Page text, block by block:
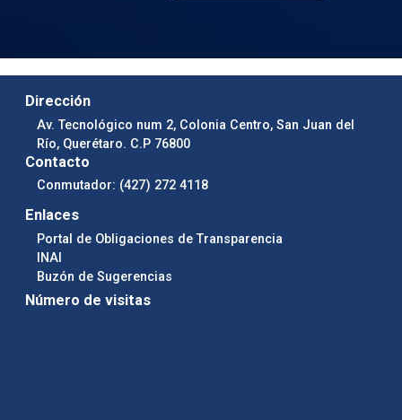
Dirección
Av. Tecnológico num 2, Colonia Centro, San Juan del
Río, Querétaro. C.P 76800
Contacto
Conmutador: (427) 272 4118
Enlaces
Portal de Obligaciones de Transparencia
INAI
Buzón de Sugerencias
Número de visitas